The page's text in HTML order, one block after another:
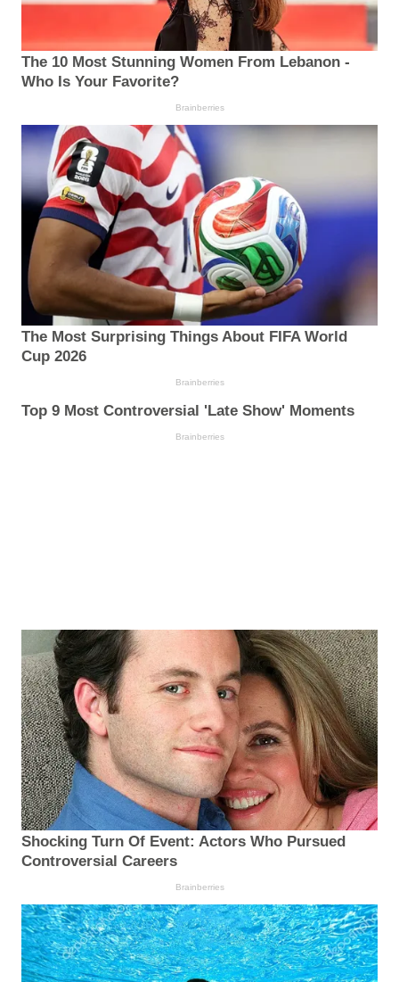
The 10 Most Stunning Women From Lebanon -
Who Is Your Favorite?
Brainberries
The Most Surprising Things About FIFA World
Cup 2026
Brainberries
Top 9 Most Controversial 'Late Show' Moments
Brainberries
Shocking Turn Of Event: Actors Who Pursued
Controversial Careers
Brainberries